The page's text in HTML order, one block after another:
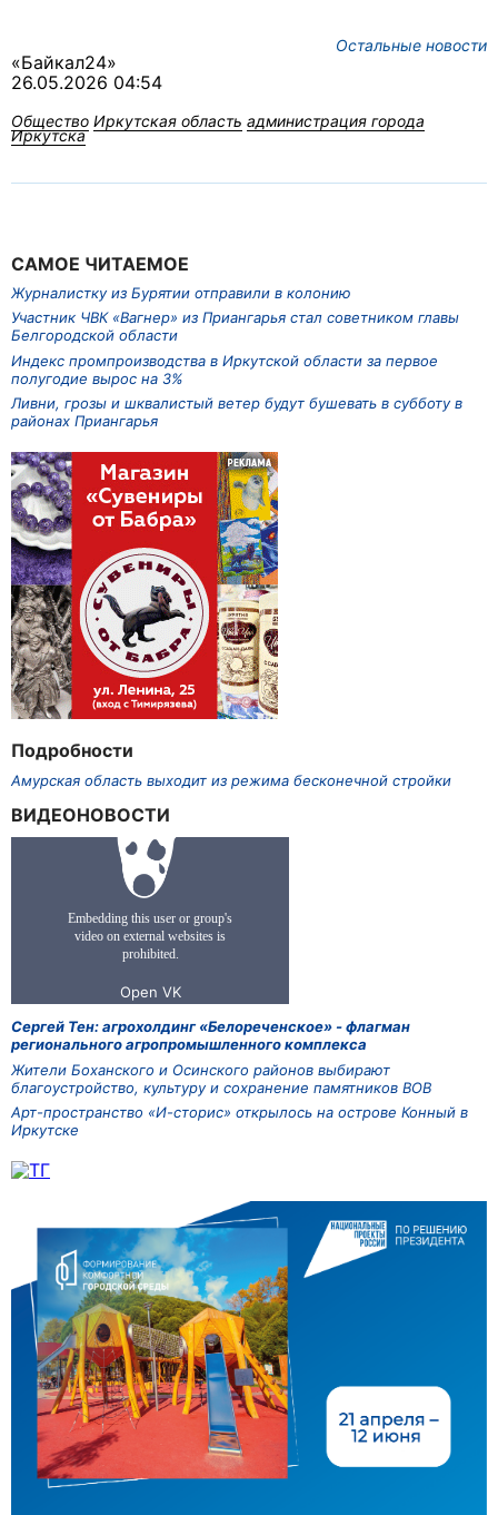
Остальные новости
«Байкал24»
26.05.2026 04:54
Общество Иркутская область администрация города
Иркутска
САМОЕ ЧИТАЕМОЕ
Журналистку из Бурятии отправили в колонию
Участник ЧВК «Вагнер» из Приангарья стал советником главы
Белгородской области
Индекс промпроизводства в Иркутской области за первое
полугодие вырос на 3%
Ливни, грозы и шквалистый ветер будут бушевать в субботу в
районах Приангарья
Подробности
Амурская область выходит из режима бесконечной стройки
ВИДЕОНОВОСТИ
Сергей Тен: агрохолдинг «Белореченское» - флагман
регионального агропромышленного комплекса
Жители Боханского и Осинского районов выбирают
благоустройство, культуру и сохранение памятников ВОВ
Арт-пространство «И-сторис» открылось на острове Конный в
Иркутске